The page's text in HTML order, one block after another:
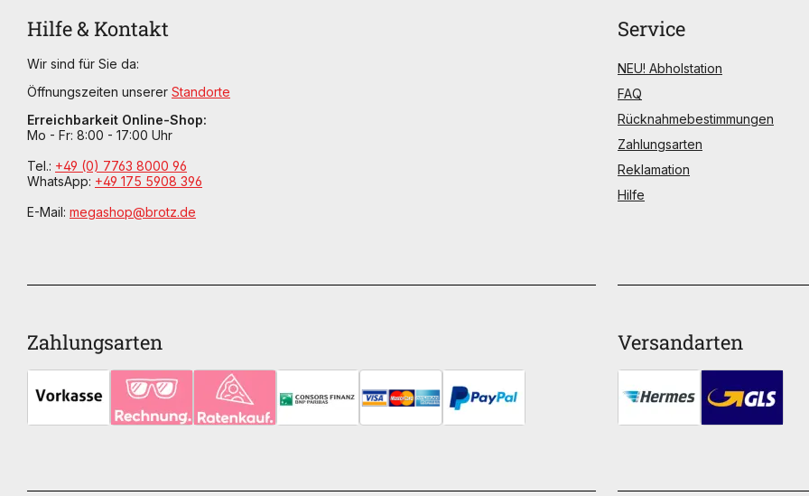
Hilfe & Kontakt
Wir sind für Sie da:
Öffnungszeiten unserer Standorte
Erreichbarkeit Online-Shop:
Mo - Fr: 8:00 - 17:00 Uhr
Tel.: +49 (0) 7763 8000 96
WhatsApp: +49 175 5908 396
E-Mail: megashop@brotz.de
Zahlungsarten Versandarten
Service
NEU! Abholstation
FAQ
Rücknahmebestimmungen
Zahlungsarten
Reklamation
Hilfe